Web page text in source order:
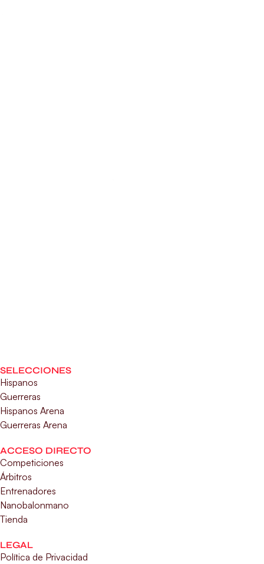
SELECCIONES
Hispanos
Guerreras
Hispanos Arena
Guerreras Arena
ACCESO DIRECTO
Competiciones
Árbitros
Entrenadores
Nanobalonmano
Tienda
LEGAL
Política de Privacidad